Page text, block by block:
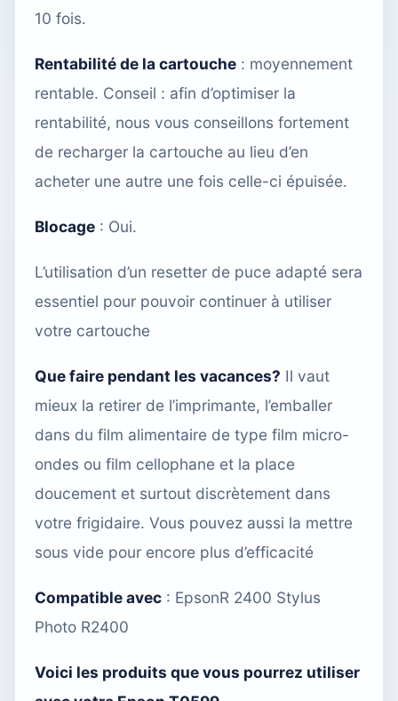
10 fois.
Rentabilité de la cartouche : moyennement
rentable. Conseil : afin d’optimiser la
rentabilité, nous vous conseillons fortement
de recharger la cartouche au lieu d’en
acheter une autre une fois celle-ci épuisée.
Blocage : Oui.
L’utilisation d’un resetter de puce adapté sera
essentiel pour pouvoir continuer à utiliser
votre cartouche
Que faire pendant les vacances? Il vaut
mieux la retirer de l’imprimante, l’emballer
dans du film alimentaire de type film micro-
ondes ou film cellophane et la place
doucement et surtout discrètement dans
votre frigidaire. Vous pouvez aussi la mettre
sous vide pour encore plus d’efficacité
Compatible avec : EpsonR 2400 Stylus
Photo R2400
Voici les produits que vous pourrez utiliser